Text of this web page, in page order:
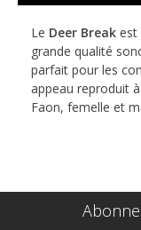
Le Deer Break est
grande qualité
parfait pour les
appeau reproduit
Faon, femelle et